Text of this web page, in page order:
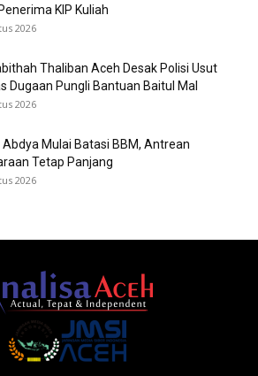
KIP Kuliah
2026
Thaliban Aceh Desak Polisi Usut
Dugaan Pungli Bantuan Baitul Mal
2026
Abdya Mulai Batasi BBM, Antrean
Tetap Panjang
2026